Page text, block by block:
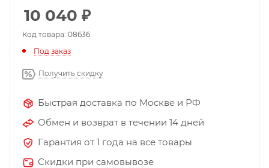
10 040 ₽
Код товара: 08636
Под заказ
Получить скидку
Быстрая доставка по Москве и РФ
Обмен и возврат в течении 14 дней
Гарантия от 1 года на все товары
Скидки при самовывозе